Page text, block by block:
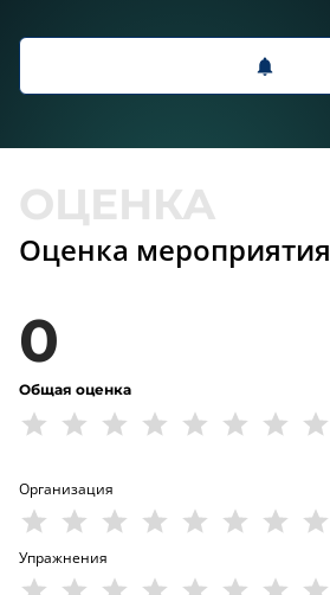
Оценка мероприятия
0
Общая оценка
Организация
Упражнения